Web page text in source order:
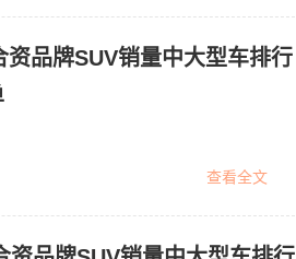
资品牌SUV销量中大型车排行
查看全文